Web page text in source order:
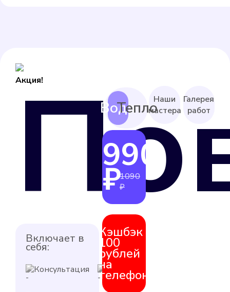
Акция!
Включает в
себя:
Консультация
Выезд
мастера
990
₽1090
₽
Кэшбэк
100
рублей
на
телефон
Наши
мастера
Галерея
работ